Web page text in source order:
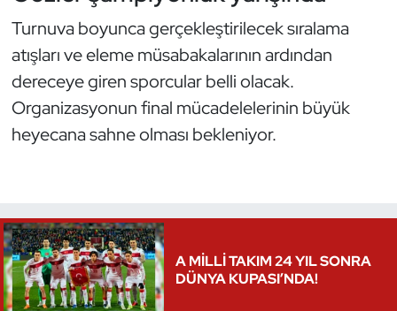
Turnuva boyunca gerçekleştirilecek sıralama
atışları ve eleme müsabakalarının ardından
dereceye giren sporcular belli olacak.
Organizasyonun final mücadelelerinin büyük
heyecana sahne olması bekleniyor.
A MİLLİ TAKIM 24 YIL SONRA
DÜNYA KUPASI’NDA!
Kürek
Masa Tenisi
Modern Pentatlon
Okçuluk
Optimist